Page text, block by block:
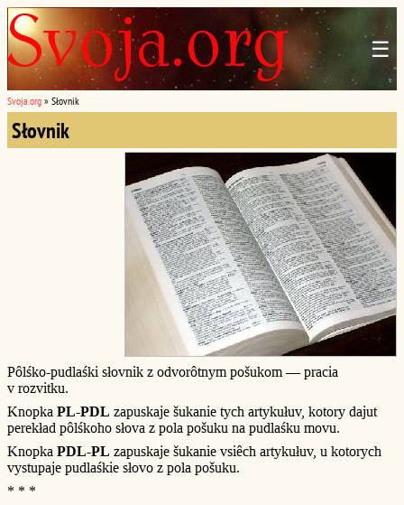
☰
Svoja.org » Słovnik
Słovnik
Pôlśko-pudlaśki słovnik z odvorôtnym pošukom — pracia
v rozvitku.
Knopka PL-PDL zapuskaje šukanie tych artykułuv, kotory dajut
perekład pôlśkoho słova z pola pošuku na pudlaśku movu.
Knopka PDL-PL zapuskaje šukanie vsiêch artykułuv, u kotorych
vystupaje pudlaśkie słovo z pola pošuku.
* * *